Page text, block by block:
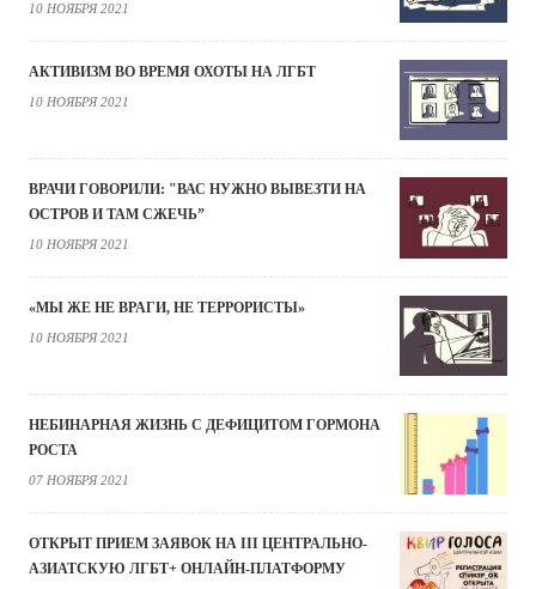
10 НОЯБРЯ 2021
АКТИВИЗМ ВО ВРЕМЯ ОХОТЫ НА ЛГБТ
10 НОЯБРЯ 2021
ВРАЧИ ГОВОРИЛИ: "ВАС НУЖНО ВЫВЕЗТИ НА
ОСТРОВ И ТАМ СЖЕЧЬ”
10 НОЯБРЯ 2021
«МЫ ЖЕ НЕ ВРАГИ, НЕ ТЕРРОРИСТЫ»
10 НОЯБРЯ 2021
НЕБИНАРНАЯ ЖИЗНЬ С ДЕФИЦИТОМ ГОРМОНА
РОСТА
07 НОЯБРЯ 2021
ОТКРЫТ ПРИЕМ ЗАЯВОК НА III ЦЕНТРАЛЬНО-
АЗИАТСКУЮ ЛГБТ+ ОНЛАЙН-ПЛАТФОРМУ